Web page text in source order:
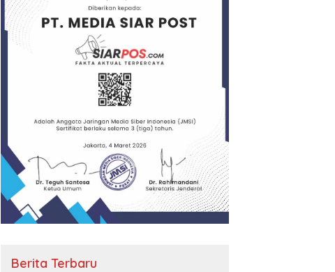
Berita Terbaru